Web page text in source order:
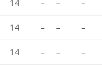
14 – – –
14 – – –
14 – – –